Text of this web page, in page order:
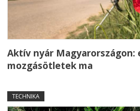
Aktív nyár Magyarországon:
mozgásötletek ma
TECHNIKA